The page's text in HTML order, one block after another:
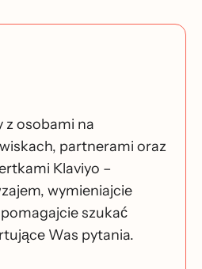
z osobami na
partnerami oraz
Klaviyo –
wymieniajcie
szukać
Was pytania.